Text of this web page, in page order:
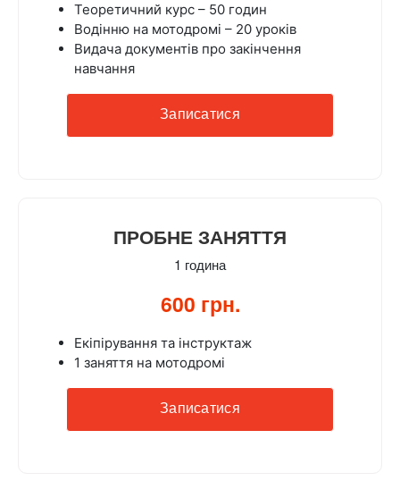
Теоретичний курс – 50 годин
Водінню на мотодромі – 20 уроків
Видача документів про закінчення
навчання
Записатися
ПРОБНЕ ЗАНЯТТЯ
1 година
600 грн.
Екіпірування та інструктаж
1 заняття на мотодромі
Записатися